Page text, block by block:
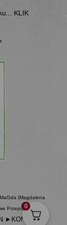
KLIK
(Magdalena
Przepisy
► KONTAKT
0